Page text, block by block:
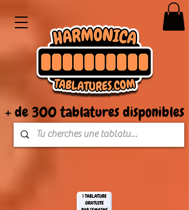
+ de 300 tablatures disponibles